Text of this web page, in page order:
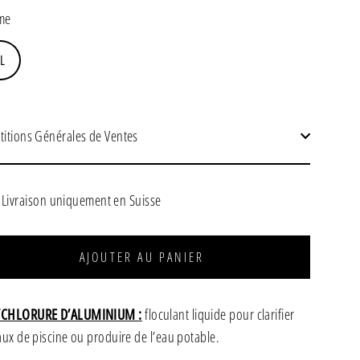
Générales de Ventes
Livraison uniquement en Suisse
AJOUTER AU PANIER
D’ALUMINIUM :floculant liquide pour clarifier
de piscine ou produire de l’eau potable.